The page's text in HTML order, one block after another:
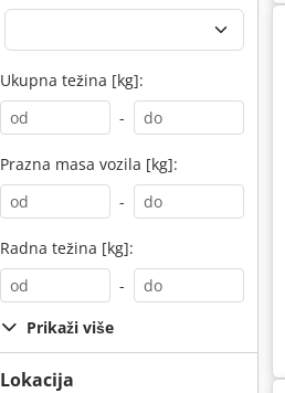
Ukupna težina [kg]:
-
Prazna masa vozila [kg]:
-
Radna težina [kg]:
-
Prikaži više
Lokacija